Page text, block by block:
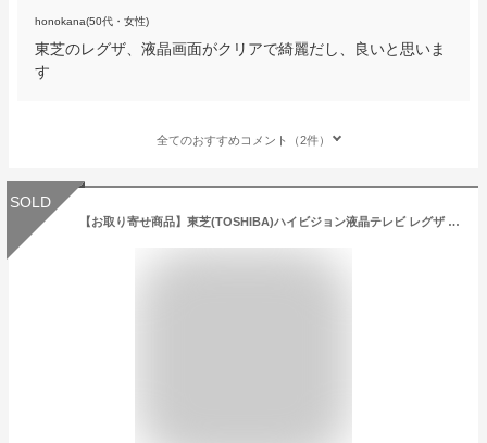
honokana(50代・女性)
東芝のレグザ、液晶画面がクリアで綺麗だし、良いと思いま
す
全てのおすすめコメント（2件）
SOLD
【お取り寄せ商品】東芝(TOSHIBA)ハイビジョン液晶テレビ レグザ 24V型 24V34